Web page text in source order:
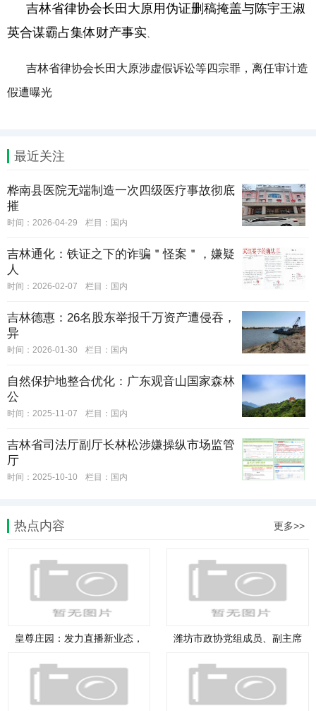
吉林省律协会长田大原用伪证删稿掩盖与陈宇王淑
英合谋霸占集体财产事实
吉林省律协会长田大原涉虚假诉讼等四宗罪，离任审计造
假遭曝光
最近关注
桦南县医院无端制造一次四级医疗事故彻底
摧
时间：2026-04-29 栏目： 国内
吉林通化：铁证之下的诈骗＂怪案＂，嫌疑
人
时间：2026-02-07 栏目： 国内
吉林德惠：26名股东举报千万资产遭侵吞，
异
时间：2026-01-30 栏目： 国内
自然保护地整合优化：广东观音山国家森林
公
时间：2025-11-07 栏目： 国内
吉林省司法厅副厅长林松涉嫌操纵市场监管
厅
时间：2025-10-10 栏目： 国内
热点内容 更多>>
皇尊庄园：发力直播新业态，
潍坊市政协党组成员、副主席